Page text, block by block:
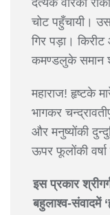
दैत्यके वारको
चोट पहुँचायी।
गिर पड़ा।
कमण्डलुके समान
महाराज! हृष्टके
भागकर
और मनुष्योंकी
ऊपर फूलोंकी
इस प्रकार
बहुलाश्व-संवादमें